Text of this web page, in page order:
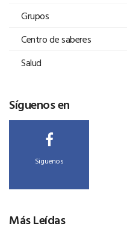
Grupos
Centro de saberes
Salud
Síguenos en
Siguenos
Más Leídas